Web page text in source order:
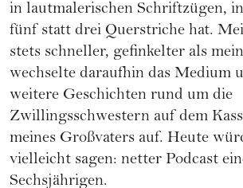
in lautmalerischen Schriftzügen,
fünf statt drei Querstriche hat.
stets schneller, gefinkelter als
wechselte daraufhin das Medium
weitere Geschichten rund um die
Zwillingsschwestern auf dem
meines Großvaters auf. Heute
vielleicht sagen: netter Podcast
Sechsjährigen.